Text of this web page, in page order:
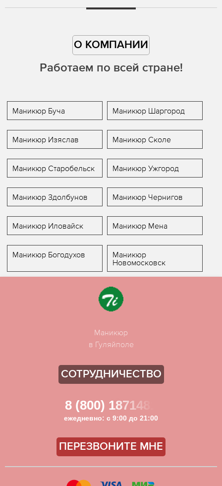
О КОМПАНИИ
Работаем по всей стране!
Маникюр Буча Маникюр Шаргород
Маникюр Изяслав Маникюр Сколе
Маникюр Старобельск Маникюр Ужгород
Маникюр Здолбунов Маникюр Чернигов
Маникюр Иловайск Маникюр Мена
Маникюр Богодухов
Маникюр
Новомосковск
Маникюр
в Гуляйполе
СОТРУДНИЧЕСТВО
8 (800) 1871481
ежедневно: с 9:00 до 21:00
ПЕРЕЗВОНИТЕ МНЕ